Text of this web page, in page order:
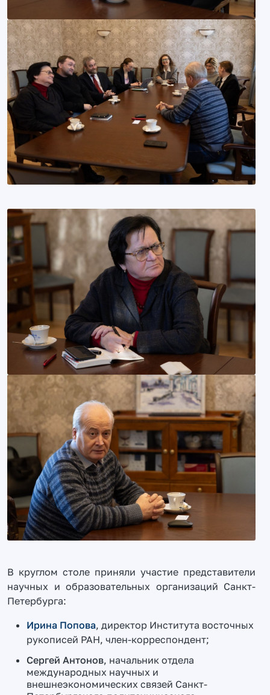
В круглом столе приняли участие представители
научных и образовательных организаций Санкт-
Петербурга:
Ирина Попова, директор Института восточных
рукописей РАН, член-корреспондент;
Сергей Антонов, начальник отдела
международных научных и
внешнеэкономических связей Санкт-